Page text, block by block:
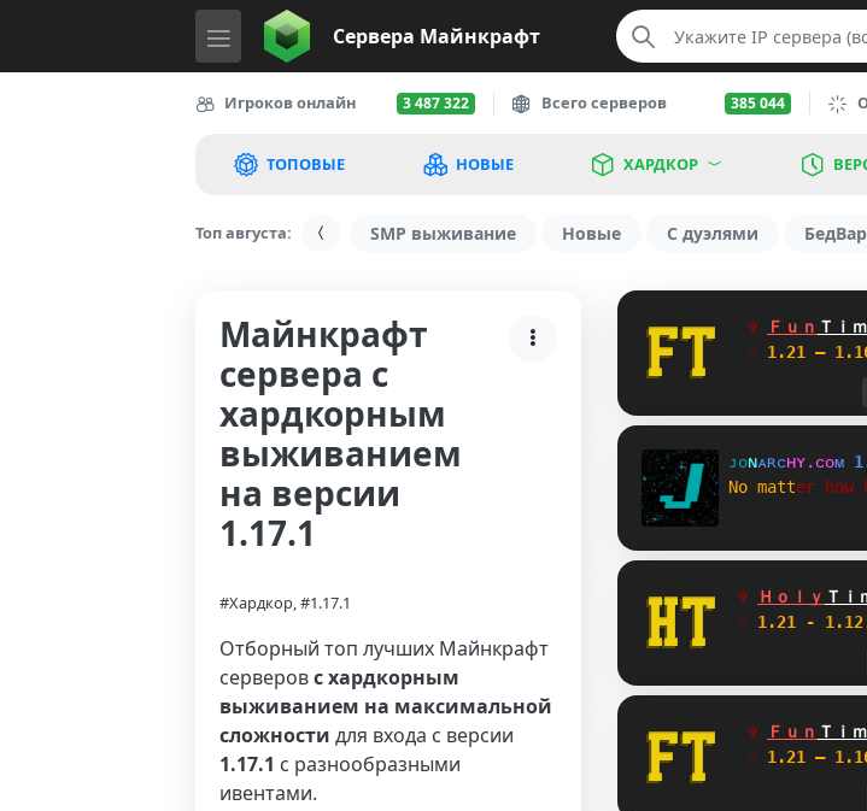
Сервера Майнкрафт
Игроков онлайн 3 487 322 Всего серверов 385 044
ТОПОВЫЕ НОВЫЕ ХАРДКОР
Топ августа: SMP выживание Новые С дуэлями
Майнкрафт
сервера с
хардкорным
выживанием
на версии
1.17.1
#Хардкор, #1.17.1
Отборный топ лучших Майнкрафт
серверовс хардкорным
выживанием на максимальной
сложности для входа с версии
1.17.1 с разнообразными
ивентами.
✞ Ｆｕｎ Ｔｉ
☆ 1.21 —
ᴊᴏɴᴀʀᴄʜʏ. ᴄᴏᴍ 1
No matter how
✞ Ｈｏｌｙ Ｔｉ
☆ 1.21 -
✞ Ｆｕｎ Ｔｉ
☆ 1.21 —